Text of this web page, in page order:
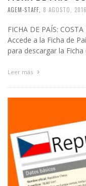
AGEM-STAFF 8 AGOSTO, 2016
FICHA DE PAÍS:
Accede a la Ficha de
para descargar la
Leer más